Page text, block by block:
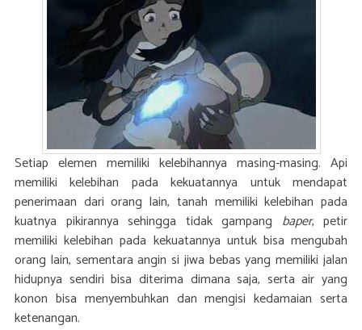
Setiap elemen memiliki kelebihannya masing-masing. Api
memiliki kelebihan pada kekuatannya untuk mendapat
penerimaan dari orang lain, tanah memiliki kelebihan pada
kuatnya pikirannya sehingga tidak gampang baper, petir
memiliki kelebihan pada kekuatannya untuk bisa mengubah
orang lain, sementara angin si jiwa bebas yang memiliki jalan
hidupnya sendiri bisa diterima dimana saja, serta air yang
konon bisa menyembuhkan dan mengisi kedamaian serta
ketenangan.